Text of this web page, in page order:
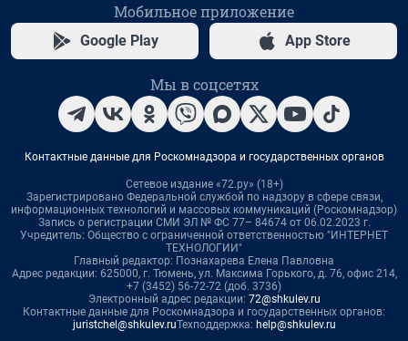
Мобильное приложение
Google Play App Store
Мы в соцсетях
Контактные данные для Роскомнадзора и государственных органов
Сетевое издание «72.ру» (18+)
Зарегистрировано Федеральной службой по надзору в сфере связи,
информационных технологий и массовых коммуникаций (Роскомнадзор)
Запись о регистрации СМИ ЭЛ № ФС 77– 84674 от 06.02.2023 г.
Учредитель: Общество с ограниченной ответственностью "ИНТЕРНЕТ
ТЕХНОЛОГИИ"
Главный редактор: Познахарева Елена Павловна
Адрес редакции: 625000, г. Тюмень, ул. Максима Горького, д. 76, офис 214,
+7 (3452) 56-72-72 (доб. 3736)
Электронный адрес редакции: 72@shkulev.ru
Контактные данные для Роскомнадзора и государственных органов:
juristchel@shkulev.ruТехподдержка: help@shkulev.ru